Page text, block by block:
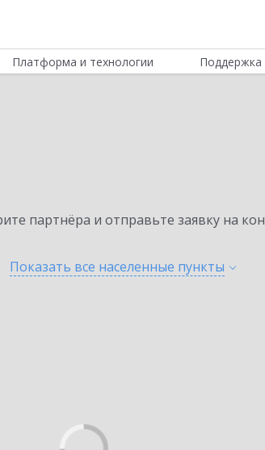
Платформа и технологии Поддержка
партнёра и отправьте заявку на
Показать все населенные пункты